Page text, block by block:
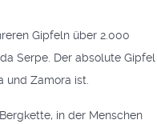
Gipfeln über 2.000
Serpe. Der absolute Gipfel
und Zamora ist.
in der Menschen